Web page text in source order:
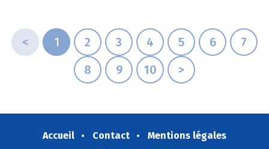
< 1 2 3 4 5 6
7
8
9 10 >
Accueil Contact
Mentions légales